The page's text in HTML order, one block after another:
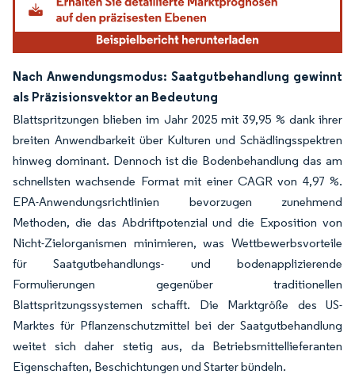
Nach Anwendungsmodus: Saatgutbehandlung gewinnt
als Präzisionsvektor an Bedeutung
Blattspritzungen blieben im Jahr 2025 mit 39,95 % dank ihrer
breiten Anwendbarkeit über Kulturen und Schädlingsspektren
hinweg dominant. Dennoch ist die Bodenbehandlung das am
schnellsten wachsende Format mit einer CAGR von 4,97 %.
EPA-Anwendungsrichtlinien bevorzugen zunehmend
Methoden, die das Abdriftpotenzial und die Exposition von
Nicht-Zielorganismen minimieren, was Wettbewerbsvorteile
für Saatgutbehandlungs- und bodenapplizierende
Formulierungen gegenüber traditionellen
Blattspritzungssystemen schafft. Die Marktgröße des US-
Marktes für Pflanzenschutzmittel bei der Saatgutbehandlung
weitet sich daher stetig aus, da Betriebsmittellieferanten
Eigenschaften, Beschichtungen und Starter bündeln.